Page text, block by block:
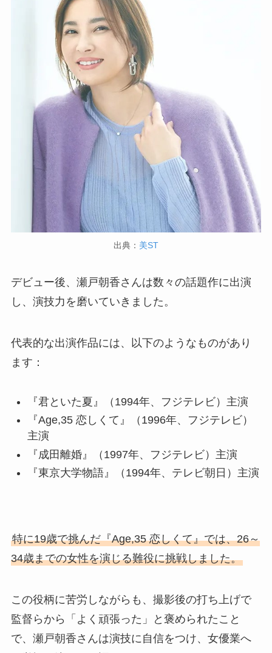
出典： 美ST
デビュー後、瀬戸朝香さんは数々の話題作に出演
し、演技力を磨いていきました。
代表的な出演作品には、以下のようなものがあり
ます：
『君といた夏』（1994年、フジテレビ）主演
『Age,35 恋しくて』（1996年、フジテレビ）
主演
『成田離婚』（1997年、フジテレビ）主演
『東京大学物語』（1994年、テレビ朝日）主演
特に19歳で挑んだ『Age,35 恋しくて』では、26～
34歳までの女性を演じる難役に挑戦しました。
この役柄に苦労しながらも、撮影後の打ち上げで
監督らから「よく頑張った」と褒められたこと
で、瀬戸朝香さんは演技に自信をつけ、女優業へ